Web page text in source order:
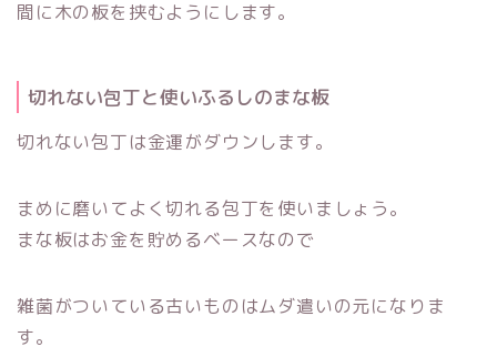
間に木の板を挟むようにします。
切れない包丁と使いふるしのまな板
切れない包丁は金運がダウンします。
まめに磨いてよく切れる包丁を使いましょう。
まな板はお金を貯めるベースなので
雑菌がついている古いものはムダ遣いの元になりま
す。